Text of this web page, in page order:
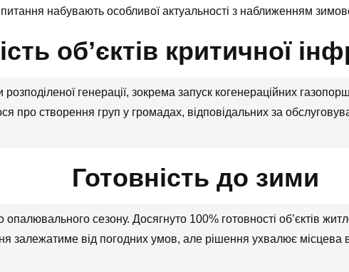
набувають особливої актуальності з наближенням
обʼєктів критичної
генерації, зокрема запуск когенераційних
про створення груп у громадах, відповідальних за
Готовність до зими
опалювального сезону. Досягнуто 100% готовності об’єктів
залежатиме від погодних умов, але рішення ухвалює місцева